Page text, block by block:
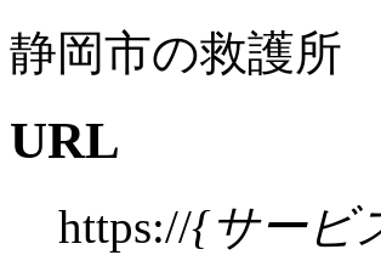
静岡市の救護所
URL
https://{サービ